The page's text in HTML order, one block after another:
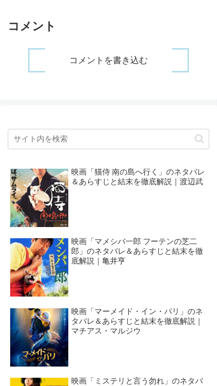
コメント
コメントを書き込む
映画「猫侍 南の島へ行く」のネタバレ
＆あらすじと結末を徹底解説｜渡辺武
映画「マメシバ一郎 フーテンの芝二
郎」のネタバレ＆あらすじと結末を徹
底解説｜亀井亨
映画「マーメイド・イン・パリ」のネ
タバレ＆あらすじと結末を徹底解説｜
マチアス・マルジウ
映画「ミステリと言う勿れ」のネタバ